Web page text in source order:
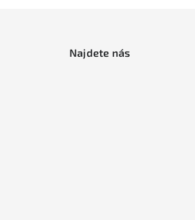
Najdete nás